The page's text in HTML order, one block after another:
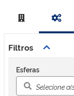
Filtros
Esferas